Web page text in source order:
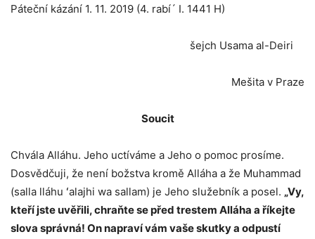
Páteční kázání 1. 11. 2019 (4. rabí´ I. 1441 H)
šejch Usama al-Deiri
Mešita v Praze
Soucit
Chvála Alláhu. Jeho uctíváme a Jeho o pomoc prosíme.
Dosvědčuji, že není božstva kromě Alláha a že Muhammad
(salla lláhu ʻalajhi wa sallam) je Jeho služebník a posel. „Vy,
kteří jste uvěřili, chraňte se před trestem Alláha a říkejte
slova správná! On napraví vám vaše skutky a odpustí